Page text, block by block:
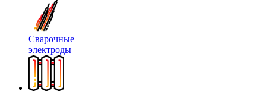
Сварочные
электроды